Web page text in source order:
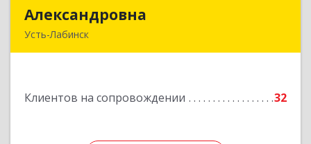
Александровна
Усть-Лабинск
Клиентов на сопровождении 32
Подробнее